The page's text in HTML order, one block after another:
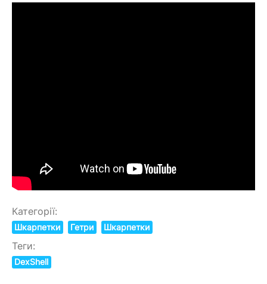
Категорії:
Шкарпетки Гетри Шкарпетки
Теги:
DexShell